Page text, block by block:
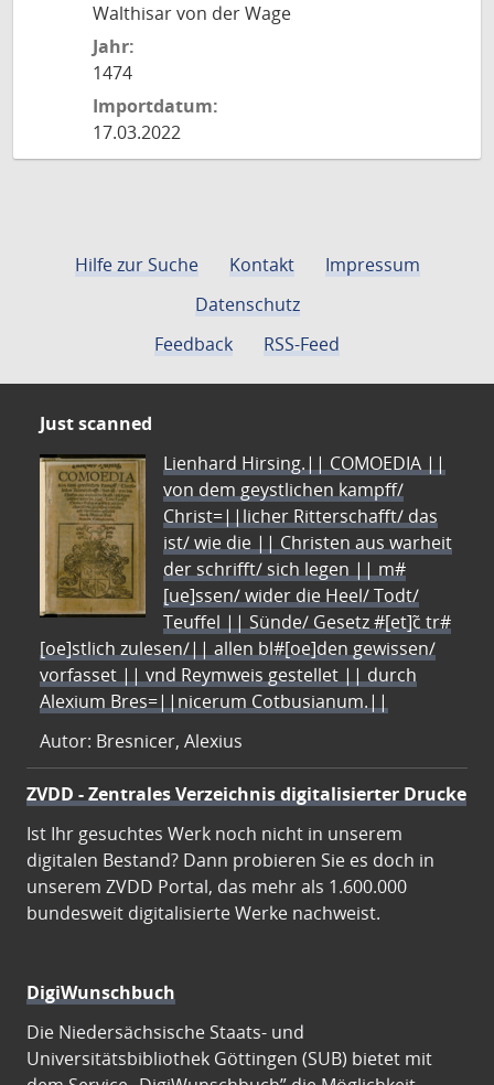
Walthisar von der Wage
Jahr:
1474
Importdatum:
17.03.2022
Hilfe zur Suche Kontakt
Impressum
Datenschutz
Feedback
RSS-Feed
Just scanned
Lienhard Hirsing.|| COMOEDIA ||
von dem geystlichen kampff/
Christ=||licher Ritterschafft/ das
ist/ wie die || Christen aus warheit
der schrifft/ sich legen || m#
[ue]ssen/ wider die Heel/ Todt/
Teuffel || Sünde/ Gesetz #[et]c̃ tr#
[oe]stlich zulesen/|| allen bl#[oe]den gewissen/
vorfasset || vnd Reymweis gestellet || durch
Alexium Bres=||nicerum Cotbusianum.||
Autor: Bresnicer, Alexius
ZVDD - Zentrales Verzeichnis digitalisierter Drucke
Ist Ihr gesuchtes Werk noch nicht in unserem
digitalen Bestand? Dann probieren Sie es doch in
unserem ZVDD Portal, das mehr als 1.600.000
bundesweit digitalisierte Werke nachweist.
DigiWunschbuch
Die Niedersächsische Staats- und
Universitätsbibliothek Göttingen (SUB) bietet mit